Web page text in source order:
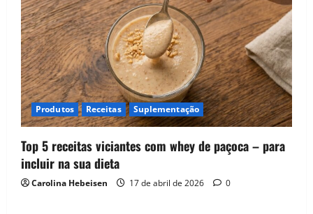
Produtos Receitas Suplementação
Top 5 receitas viciantes com whey de paçoca – para
incluir na sua dieta
Carolina Hebeisen 17 de abril de 2026 0